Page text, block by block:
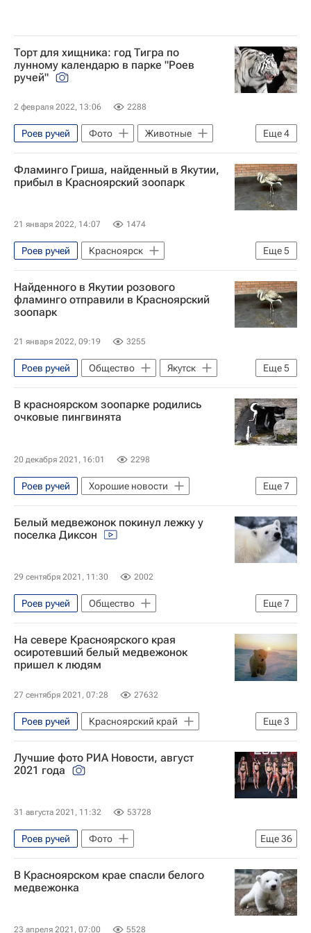
Испания
Теннеси
Дубай
мода
Уагадугу
Гонконг
Новосибирская область
Погода
Киев Севилья
Торт для хищника: год Тигра по
лунному календарю в парке "Роев
ручей"
2 февраля 2022, 13:06 2288
Еще4
Роев ручей Фото
Животные
Новый год
Впечатления - Туризм
Фото - Туризм
Дикие животные
Фламинго Гриша, найденный в Якутии,
прибыл в Красноярский зоопарк
21 января 2022, 14:07 1474
Еще5
Роев ручей
Красноярск
София (город)
Ленский район
Алроса
Газпром
Новости - Туризм
Найденного в Якутии розового
фламинго отправили в Красноярский
зоопарк
21 января 2022, 09:19 3255
Еще5
Роев ручей Общество
Якутск
Ленск
Ленский район
Алроса
Газпром
Республика Саха (Якутия)
В красноярском зоопарке родились
очковые пингвинята
20 декабря 2021, 16:01 2298
Еще7
Роев ручей
Хорошие новости
Общество
Животные
природа
Красноярск
пингвины
Россия
Белый медвежонок покинул лежку у
поселка Диксон
29 сентября 2021, 11:30 2002
Еще7
Роев ручей
Общество
Красноярский край
Диксон
Туризм
Экология
Животные
медведь
Новости - Туризм
На севере Красноярского края
осиротевший белый медвежонок
пришел к людям
27 сентября 2021, 07:28 27632
Еще3
Роев ручей
Красноярский край
Федеральная служба по надзору в сфере природопользования (Росприроднадзор)
Диксон
Новости - Туризм
Лучшие фото РИА Новости, август
2021 года
31 августа 2021, 11:32 53728
Еще36
Роев ручей
Фото
Олимпийские игры
Технологии
Армия
Отдых
Море
Паралимпийские игры
В Красноярском крае спасли белого
медвежонка
23 апреля 2021, 07:00 5528